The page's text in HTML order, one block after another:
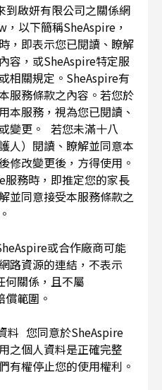
啟妍有限公司之關係網
以下簡稱SheAspire，
，即表示您已閱讀、瞭解
容，或SheAspire特定服
相關規定。SheAspire有
服務條款之內容。若您於
本服務，視為您已閱讀、
變更。 若您未滿十八
人）閱讀、瞭解並同意本
修改變更後，方得使用。
服務時，即推定您的家長
並同意接受本服務條款之
或合作廠商可能
路資源的連結，不表示
何關係，且不屬
範圍。
料 您同意於SheAspire
之個人資料是正確完整
有權停止您的使用權利。